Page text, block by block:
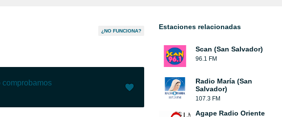
¿NO FUNCIONA?
comprobamos
Estaciones relacionadas
Scan (San Salvador)
96.1 FM
Radio María (San
Salvador)
107.3 FM
Agape Radio Oriente